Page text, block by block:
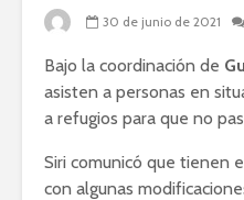
30 de junio de 2021
Bajo la coordinación de
asisten a personas en
a refugios para que no
Siri comunicó que tienen
con algunas